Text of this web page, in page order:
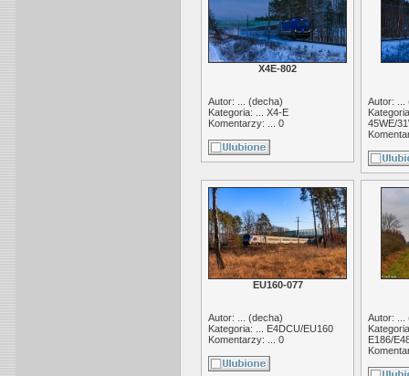
X4E-802
Autor: ... (decha)
Kategoria: ... X4-E
Komentarzy: ... 0
Autor: ...
45WE/
EU160-077
Autor: ... (decha)
Kategoria: ... E4DCU/EU160
Komentarzy: ... 0
Autor: ...
E186/